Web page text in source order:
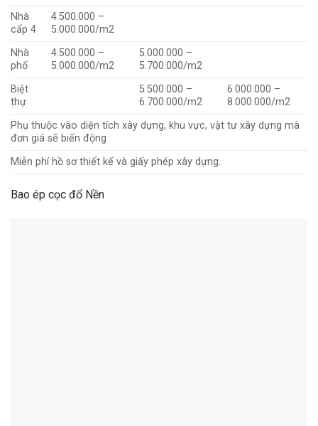
Nhà
cấp 4
4.500.000 –
5.000.000/m2
Nhà
phố
4.500.000 –
5.000.000/m2
5.000.000 –
5.700.000/m2
Biệt
thự
5.500.000 –
6.700.000/m2
6.000.000 –
8.000.000/m2
Phụ thuộc vào diện tích xây dựng, khu vực, vật tư xây dựng mà
đơn giá sẽ biến động
Miễn phí hồ sơ thiết kế và giấy phép xây dựng.
Bao ép cọc đổ Nền